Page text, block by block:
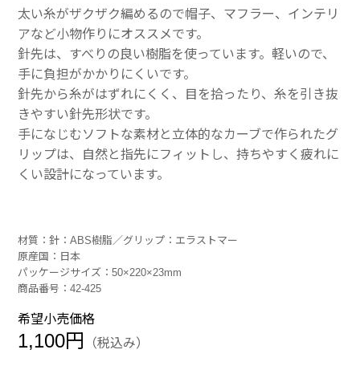
太い糸がザクザク編めるので帽子、マフラー、インテリ
アなど小物作りにオススメです。
針先は、すべりの良い樹脂を使っています。軽いので、
手に負担がかかりにくいです。
針先から糸がはずれにくく、目を拾ったり、糸を引き抜
きやすい針先形状です。
手になじむソフトな素材と立体的なカーブで作られたグ
リップは、自然と指先にフィットし、持ちやすく疲れに
くい設計になっています。
材質：針：ABS樹脂／グリップ：エラストマー
原産国：日本
パッケージサイズ：50×220×23mm
商品番号：42-425
希望小売価格
1,100円 （税込み）